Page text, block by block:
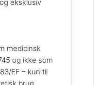
eksklusiv
medicinsk
og ikke som
EF – kun til